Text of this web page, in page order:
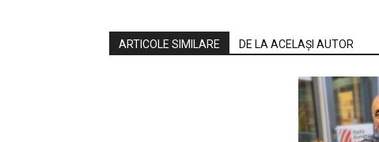
ARTICOLE SIMILARE DE LA ACELAȘI AUTOR